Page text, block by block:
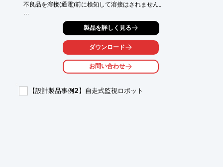
不良品を溶接(通電)前に検知して溶接はされません。
上部電極にセンサーが付いたコレクトチップを取付けてナット・
不良品を検知する「コレクトスイッチ仕様」と、スポット溶接機
の「軸」シリンダーの
ストロークをワンタッチで設定して色々な多種類のスポット溶接
の不良品を検知出来る
「ナットワンタッチ仕様」の2種類のタイプから選ぶ事が出来ま
【特長(ナットワンタッチ仕様)】
製品を詳しく見る
ダウンロード
お問い合わせ
【設計製品事例2】自走式監視ロボット